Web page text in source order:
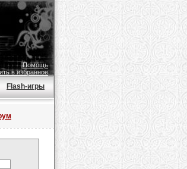
Помощь
в избранное
Flash-игры